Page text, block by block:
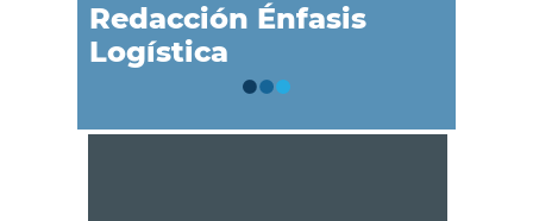
Redacción Énfasis
Logística